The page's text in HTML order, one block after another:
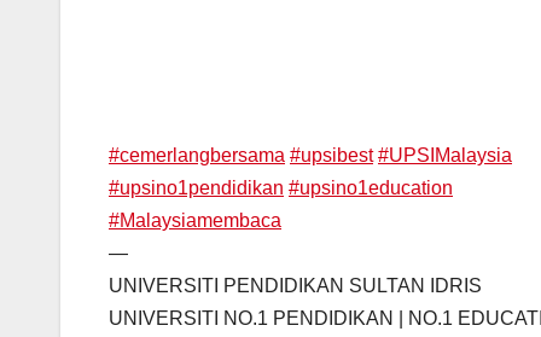
#cemerlangbersama #upsibest #UPSIMalaysia
#upsino1pendidikan #upsino1education
#Malaysiamembaca
—
UNIVERSITI PENDIDIKAN SULTAN IDRIS
UNIVERSITI NO.1 PENDIDIKAN | NO.1